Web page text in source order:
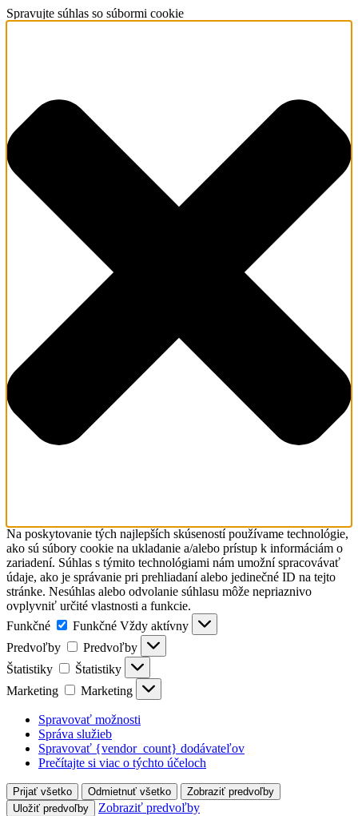
Spravujte súhlas so súbormi cookie
Na poskytovanie tých najlepších skúseností používame technológie,
ako sú súbory cookie na ukladanie a/alebo prístup k informáciám o
zariadení. Súhlas s týmito technológiami nám umožní spracovávať
údaje, ako je správanie pri prehliadaní alebo jedinečné ID na tejto
stránke. Nesúhlas alebo odvolanie súhlasu môže nepriaznivo
ovplyvniť určité vlastnosti a funkcie.
Funkčné
Funkčné Vždy aktívny
Predvoľby
Predvoľby
Štatistiky
Štatistiky
Marketing
Marketing
Spravovať možnosti
Správa služieb
Spravovať {vendor_count} dodávateľov
Prečítajte si viac o týchto účeloch
Prijať všetko Odmietnuť všetko
Zobraziť predvoľby
Uložiť predvoľby
Zobraziť predvoľby